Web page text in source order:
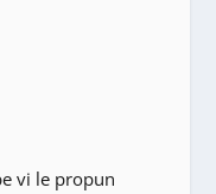
vi le propun